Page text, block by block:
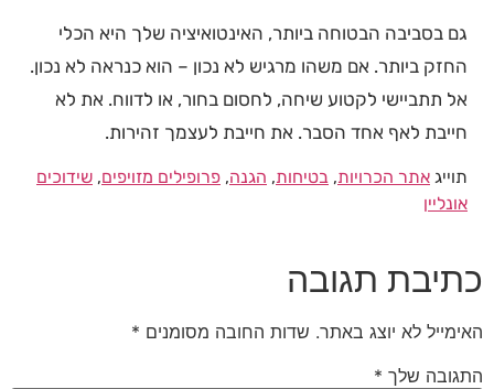
גם בסביבה הבטוחה ביותר, האינטואיציה שלך היא הכלי
החזק ביותר. אם משהו מרגיש לא נכון – הוא כנראה לא נכון.
אל תתביישי לקטוע שיחה, לחסום בחור, או לדווח. את לא
חייבת לאף אחד הסבר. את חייבת לעצמך זהירות.
תוייג אתר הכרויות, בטיחות, הגנה, פרופילים מזויפים, שידוכים
אונליין
כתיבת תגובה
האימייל לא יוצג באתר. שדות החובה מסומנים *
התגובה שלך *